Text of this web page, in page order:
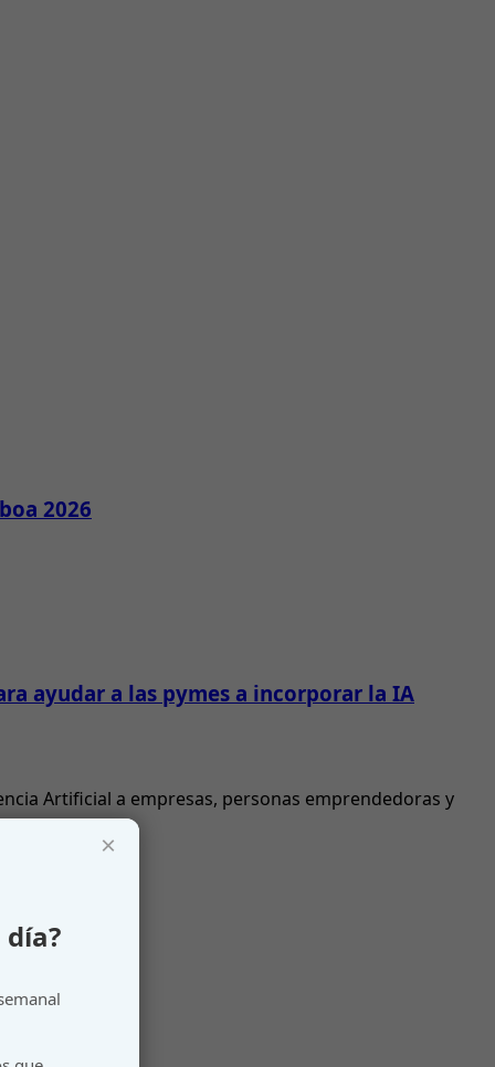
2026
ayudar a las pymes a incorporar la IA
Artificial a empresas, personas emprendedoras y
×